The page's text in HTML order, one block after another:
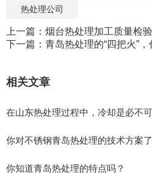
热处理公司
上一篇： 烟台热处理加工质量检
下一篇： 青岛热处理的“四把火”
相关文章
在山东热处理过程中，冷却是必不可
你对不锈钢青岛热处理的技术方案
你知道青岛热处理的特点吗？